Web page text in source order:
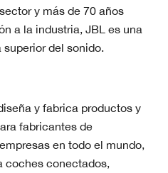
y más de 70 años
a la industria, JBL es una
del sonido.
y fabrica productos y
fabricantes de
en todo el mundo,
coches conectados,